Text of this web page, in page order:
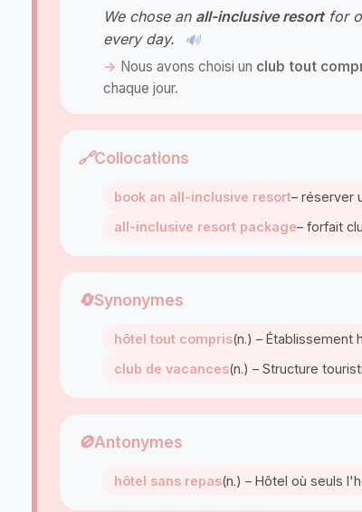
We chose an all-inclusive resortfor
every day.
🔊
Nous avons choisi un club tout
chaque jour.
🔗Collocations
book an all-inclusive resort– réserver
all-inclusive resort package– forfait
🔄Synonymes
hôtel tout compris(n.) – Établissement
club de vacances(n.) – Structure
🚫Antonymes
hôtel sans repas(n.) – Hôtel où seuls